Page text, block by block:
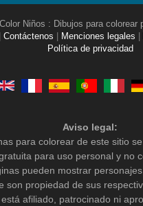
Niños : Dibujos para colorear
Contáctenos Menciones legales
Política de privacidad
Aviso legal:
para colorear de este sitio
para uso personal y no
pueden mostrar
son propiedad de sus
afiliado, patrocinado ni